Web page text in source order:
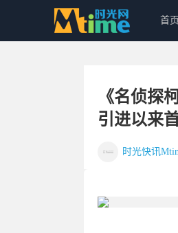
首页
《名侦探
引进以来
时光快讯